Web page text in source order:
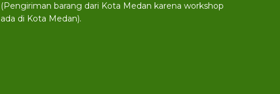
(Pengiriman barang dari Kota Medan karena workshop
ada di Kota Medan).